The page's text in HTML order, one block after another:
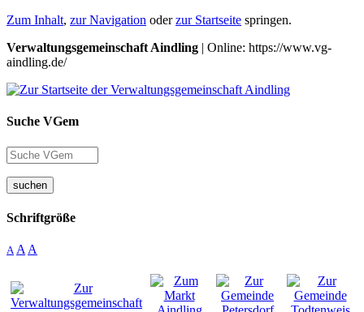
Zum Inhalt, zur Navigation oderzur Startseite springen.
Verwaltungsgemeinschaft Aindling | Online: https://www.vg-
aindling.de/
Suche VGem
suchen
Schriftgröße
A A A